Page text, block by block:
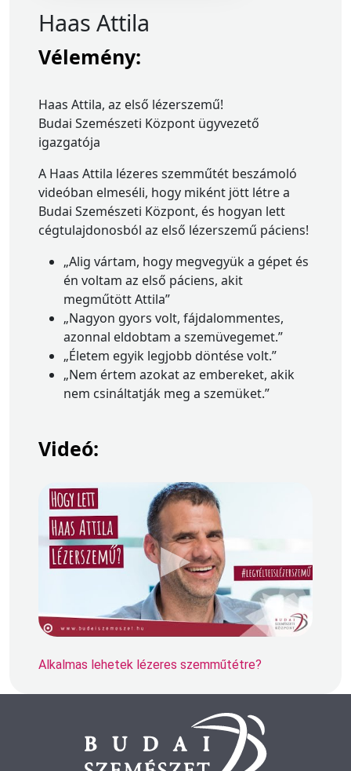
Haas Attila
Vélemény:
Haas Attila, az első lézerszemű!
Budai Szemészeti Központ ügyvezető
igazgatója
A Haas Attila lézeres szemműtét beszámoló
videóban elmeséli, hogy miként jött létre a
Budai Szemészeti Központ, és hogyan lett
cégtulajdonosból az első lézerszemű páciens!
„Alig vártam, hogy megvegyük a gépet és
én voltam az első páciens, akit
megműtött Attila”
„Nagyon gyors volt, fájdalommentes,
azonnal eldobtam a szemüvegemet.”
„Életem egyik legjobb döntése volt.”
„Nem értem azokat az embereket, akik
nem csináltatják meg a szemüket.”
Videó:
Alkalmas lehetek lézeres szemműtétre?